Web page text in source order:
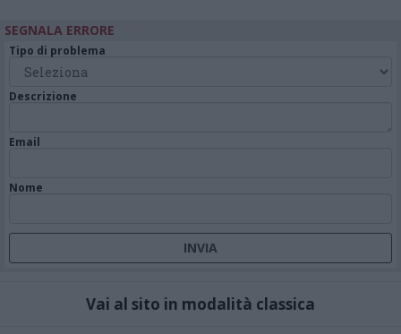
SEGNALA ERRORE
Tipo di problema
Descrizione
Email
Nome
Vai al sito in modalità classica